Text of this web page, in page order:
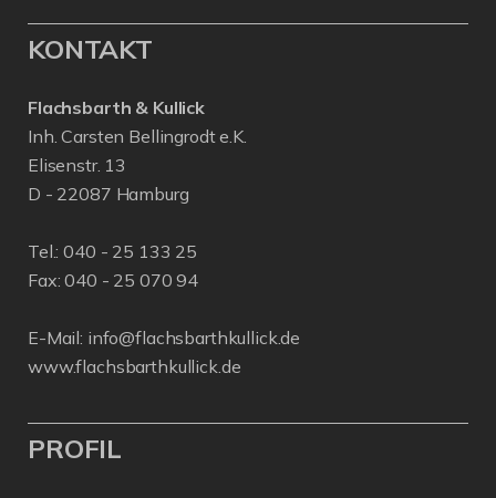
KONTAKT
Flachsbarth & Kullick
Inh. Carsten Bellingrodt e.K.
Elisenstr. 13
D - 22087 Hamburg
Tel.:040 - 25 133 25
Fax: 040 - 25 070 94
E-Mail: info@flachsbarthkullick.de
www.flachsbarthkullick.de
PROFIL